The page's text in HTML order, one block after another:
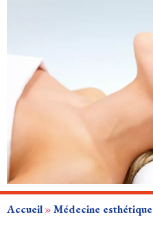
Accueil»Médecine esthétique